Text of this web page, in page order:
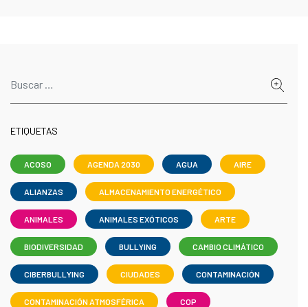
ETIQUETAS
ACOSO AGENDA 2030 AGUA AIRE
ALIANZAS ALMACENAMIENTO ENERGÉTICO
ANIMALES ANIMALES EXÓTICOS ARTE
BIODIVERSIDAD BULLYING CAMBIO CLIMÁTICO
CIBERBULLYING CIUDADES CONTAMINACIÓN
CONTAMINACIÓN ATMOSFÉRICA COP